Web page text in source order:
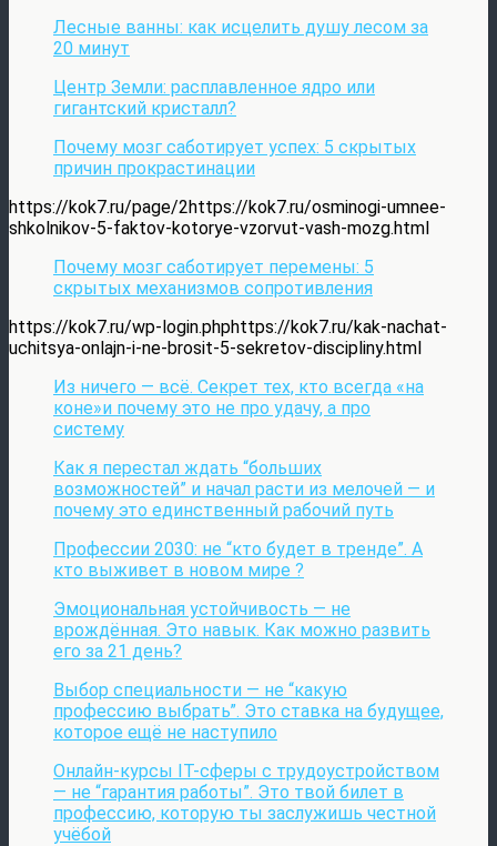
Лесные ванны: как исцелить душу лесом за
20 минут
Центр Земли: расплавленное ядро или
гигантский кристалл?
Почему мозг саботирует успех: 5 скрытых
причин прокрастинации
https://kok7.ru/page/2https://kok7.ru/osminogi-umnee-
shkolnikov-5-faktov-kotorye-vzorvut-vash-mozg.html
Почему мозг саботирует перемены: 5
скрытых механизмов сопротивления
https://kok7.ru/wp-login.phphttps://kok7.ru/kak-nachat-
uchitsya-onlajn-i-ne-brosit-5-sekretov-discipliny.html
Из ничего — всё. Секрет тех, кто всегда «на
коне»и почему это не про удачу, а про
систему
Как я перестал ждать “больших
возможностей” и начал расти из мелочей — и
почему это единственный рабочий путь
Профессии 2030: не “кто будет в тренде”. А
кто выживет в новом мире ?
Эмоциональная устойчивость — не
врождённая. Это навык. Как можно развить
его за 21 день?
Выбор специальности — не “какую
профессию выбрать”. Это ставка на будущее,
которое ещё не наступило
Онлайн-курсы IT-сферы с трудоустройством
— не “гарантия работы”. Это твой билет в
профессию, которую ты заслужишь честной
учёбой